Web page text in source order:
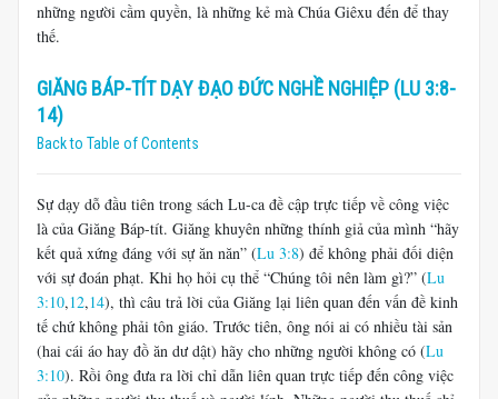
những người cầm quyền, là những kẻ mà Chúa Giêxu đến để thay
thế.
GIĂNG BÁP-TÍT DẠY ĐẠO ĐỨC NGHỀ NGHIỆP (LU 3:8-
14)
Back to Table of Contents
Sự dạy dỗ đầu tiên trong sách Lu-ca đề cập trực tiếp về công việc
là của Giăng Báp-tít. Giăng khuyên những thính giả của mình “hãy
kết quả xứng đáng với sự ăn năn” (Lu 3:8) để không phải đối diện
với sự đoán phạt. Khi họ hỏi cụ thể “Chúng tôi nên làm gì?” (Lu
3:10,12,14), thì câu trả lời của Giăng lại liên quan đến vấn đề kinh
tế chứ không phải tôn giáo. Trước tiên, ông nói ai có nhiều tài sản
(hai cái áo hay đồ ăn dư dật) hãy cho những người không có (Lu
3:10). Rồi ông đưa ra lời chỉ dẫn liên quan trực tiếp đến công việc